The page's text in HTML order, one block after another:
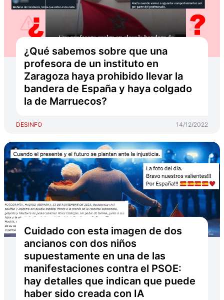
¿Qué sabemos sobre que una
profesora de un instituto en
Zaragoza haya prohibido llevar la
bandera de España y haya colgado
la de Marruecos?
DESINFO 14/12/2022
Cuidado con esta imagen de dos
ancianos con dos niños
supuestamente en una de las
manifestaciones contra el PSOE:
hay detalles que indican que puede
haber sido creada con IA